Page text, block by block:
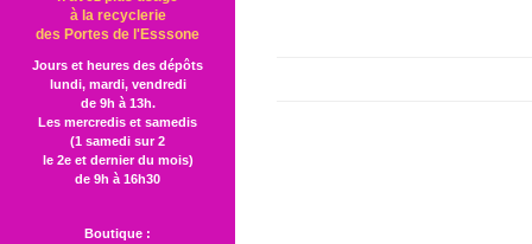
à la recyclerie
des Portes de l'Esssone
Jours et heures des dépôts
lundi, mardi, vendredi
de 9h à 13h.
Les mercredis et samedis
(1 samedi sur 2
le 2e et dernier du mois)
de 9h à 16h30
Boutique :